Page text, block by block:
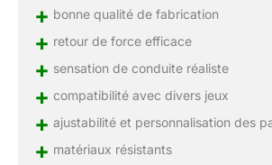
+ bonne qualité de fabrication
+ retour de force efficace
+ sensation de conduite réaliste
+ compatibilité avec divers jeux
+ ajustabilité et personnalisation des
+ matériaux résistants